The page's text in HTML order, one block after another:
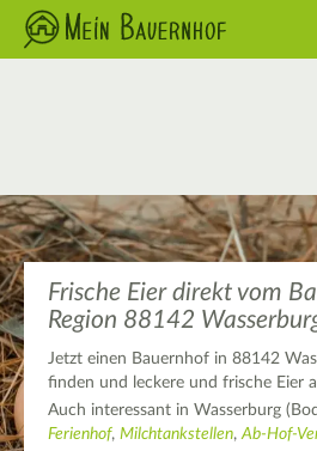
Frische Eier direkt vom
Region 88142
Jetzt einen Bauernhof in 88142
finden und leckere und frische Eier
Auch interessant in Wasserburg
Ferienhof, Milchtankstellen,Ab-Hof-